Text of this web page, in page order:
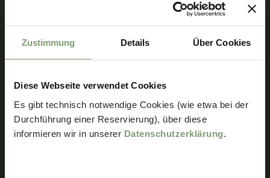
Zustimmung Details Über Cookies
Diese Webseite verwendet Cookies
Es gibt technisch notwendige Cookies (wie etwa bei der
Durchführung einer Reservierung), über diese
informieren wir in unserer Datenschutzerklärung
Kurzer
direkter Thermen-Zugang
über das Freigelände der
Sonnentherme!
Exklusive Garderobespeziell für
Thermen Chalet Gäste in der